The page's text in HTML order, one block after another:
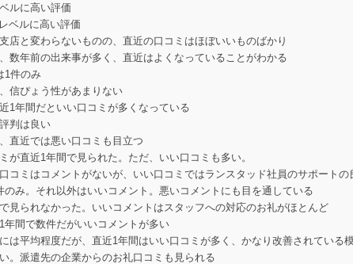
ルに高い評価
ベルに高い評価
店と変わらないものの、直近の口コミはほぼいいものばかり
数年前の出来事が多く、直近はよくなっていることがわかる
1件のみ
信ぴょう性があまりない
1年間だといい口コミが多くなっている
判は良い
直近では悪い口コミも目立つ
が直近1年間で見られた。ただ、いい口コミも多い。
コミはコメントがないが、いい口コミではランスタッド社員のサポート
み。それ以外はいいコメント。悪いコメントにも目を通している
見られなかった。いいコメントはスタッフへの対応のお礼がほとんど
間で数件だがいいコメントが多い
は平均程度だが、直近1年間はいい口コミが多く、かなり改善されている
。派遣先の企業からのお礼口コミも見られる